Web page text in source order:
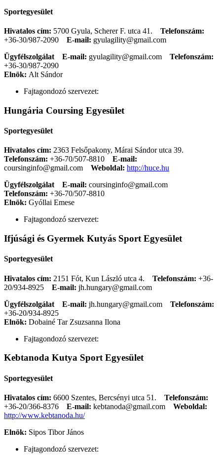
Sportegyesület
Hivatalos cím: 5700 Gyula, Scherer F. utca 41. Telefonszám:
+36-30/987-2090
E-mail: gyulagility@gmail.com
Ügyfélszolgálat
E-mail: gyulagility@gmail.com
Telefonszám:
+36-30/987-2090
Elnök: Alt Sándor
Fajtagondozó szervezet:
Hungária Coursing Egyesület
Sportegyesület
Hivatalos cím: 2363 Felsőpakony, Márai Sándor utca 39.
Telefonszám: +36-70/507-8810
E-mail:
coursinginfo@gmail.com
Weboldal: http://huce.hu
Ügyfélszolgálat
E-mail: coursinginfo@gmail.com
Telefonszám: +36-70/507-8810
Elnök: Gyóllai Emese
Fajtagondozó szervezet:
Ifjúsági és Gyermek Kutyás Sport Egyesület
Sportegyesület
Hivatalos cím: 2151 Fót, Kun László utca 4. Telefonszám: +36-
20/934-8925
E-mail: jh.hungary@gmail.com
Ügyfélszolgálat
E-mail: jh.hungary@gmail.com
Telefonszám:
+36-20/934-8925
Elnök: Dobainé Tar Zsuzsanna Ilona
Fajtagondozó szervezet:
Kebtanoda Kutya Sport Egyesület
Sportegyesület
Hivatalos cím: 6600 Szentes, Bercsényi utca 51. Telefonszám:
+36-20/366-8376
E-mail: kebtanoda@gmail.com
Weboldal:
http://www.kebtanoda.hu/
Elnök: Sipos Tibor János
Fajtagondozó szervezet: